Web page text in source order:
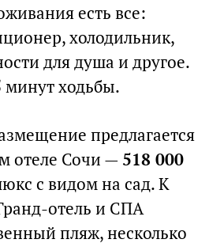
есть все:
холодильник,
для душа и другое.
минут ходьбы.
предлагается
отеле Сочи — 518 000
с видом на сад. К
отель и СПА
пляж, несколько